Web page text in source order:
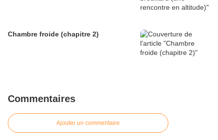
Chambre froide (chapitre 2)
Commentaires
Ajouter un commentaire